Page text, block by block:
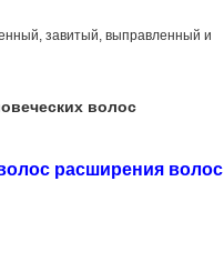
завитый, выправленный и
волос
расширения волос